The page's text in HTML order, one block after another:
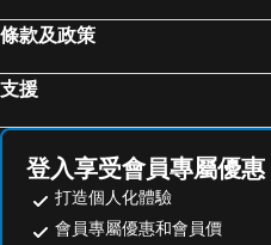
Happiness Hostel Boracay
Belmont Hotel Boracay
Lanas Beach Resort
Sulu Sea Boutique Hotel
Hannah
Surfside Boracay Resort
條款及政策
支援
登入享受會員專屬優惠
打造個人化體驗
會員專屬優惠和會員價